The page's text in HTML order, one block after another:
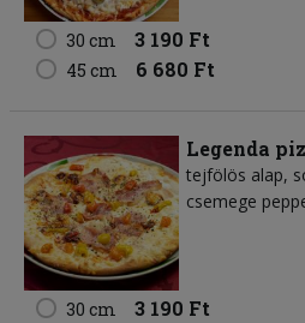
30 cm 3 190 Ft
45 cm 6 680 Ft
Legenda
tejfölös alap,
csemege
30 cm 3 190 Ft